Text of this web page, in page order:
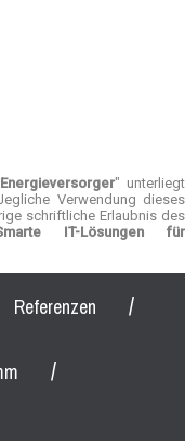
" unterliegt
Verwendung dieses
schriftliche Erlaubnis des
IT-Lösungen für
Referenzen /
/